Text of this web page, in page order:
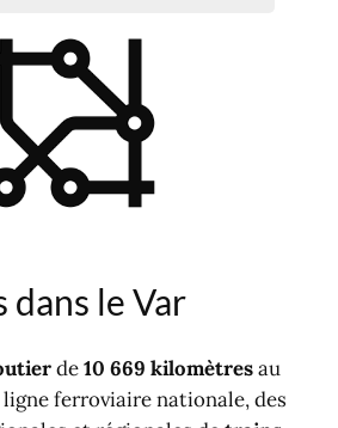
dans le Var
et cars départementaux
et cars régionaux
à la demande (TAD)
des villes et des champs
régionaux, TER, SNCF
sentiers de randonnée
aérodrome
dans le Var
de10 669 kilomètresau
ligne ferroviaire nationale, des